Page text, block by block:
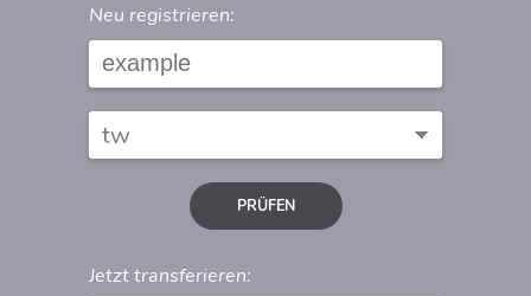
Neu registrieren:
PRÜFEN
Jetzt transferieren: